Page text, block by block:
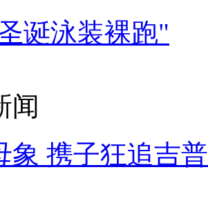
诞泳装裸跑"
闻
象 携子狂追吉